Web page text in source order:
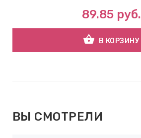
89.85 руб.
shopping_basket В КОРЗИНУ
ВЫ СМОТРЕЛИ